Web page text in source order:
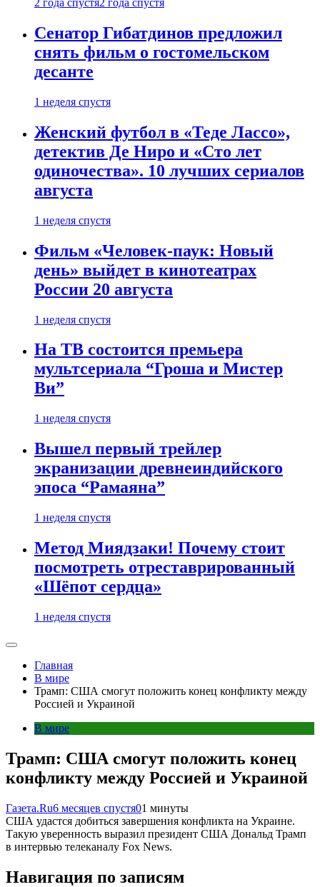
2 года спустя2 года спустя
Сенатор Гибатдинов предложил
снять фильм о гостомельском
десанте
1 неделя спустя
Женский футбол в «Теде Лассо»,
детектив Де Ниро и «Сто лет
одиночества». 10 лучших сериалов
августа
1 неделя спустя
Фильм «Человек-паук: Новый
день» выйдет в кинотеатрах
России 20 августа
1 неделя спустя
На ТВ состоится премьера
мультсериала “Гроша и Мистер
Ви”
1 неделя спустя
Вышел первый трейлер
экранизации древнеиндийского
эпоса “Рамаяна”
1 неделя спустя
Метод Миядзаки! Почему стоит
посмотреть отреставрированный
«Шёпот сердца»
1 неделя спустя
Главная
В мире
Трамп: США смогут положить конец конфликту между
Россией и Украиной
В мире
Трамп: США смогут положить конец
конфликту между Россией и Украиной
Газета.Ru6 месяцев спустя01 минуты
США удастся добиться завершения конфликта на Украине.
Такую уверенность выразил президент США Дональд Трамп
в интервью телеканалу Fox News.
Навигация по записям